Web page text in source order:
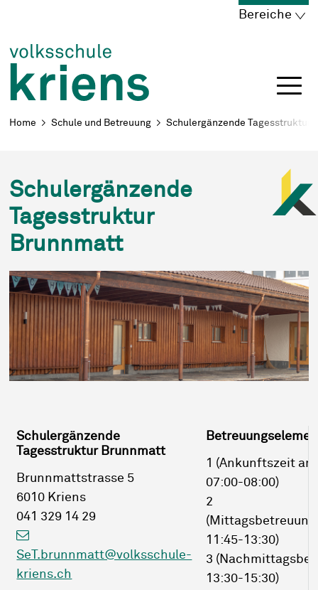
Navigieren in Kriens
Bereiche
Breadcrumb
Home Schule und Betreuung Schulergänzende Tagesstruktur
Schulergänzende
Tagesstruktur
Brunnmatt
Schulergänzende
Tagesstruktur Brunnmatt
Brunnmattstrasse 5
6010 Kriens
041 329 14 29
SeT.brunnmatt@volksschule-
kriens.ch
1 (Ankunftszeit
07:00-08:00)
2
11:45-13:30)
3
13:30-15:30)